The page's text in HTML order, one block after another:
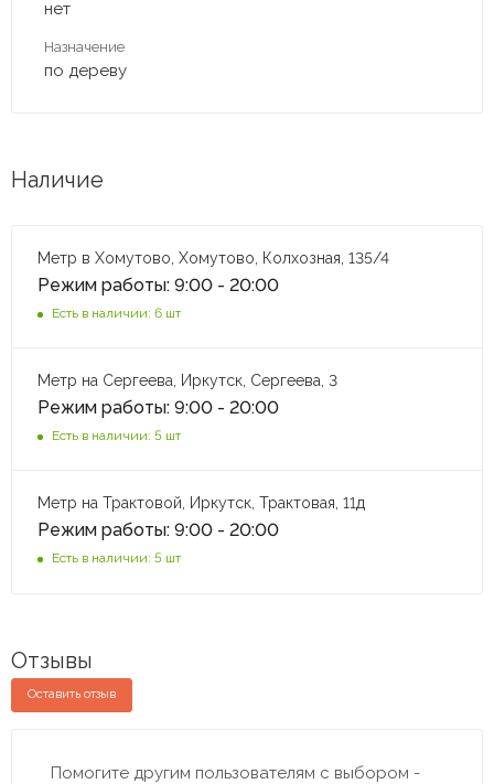
нет
Назначение
по дереву
Наличие
Метр в Хомутово, Хомутово, Колхозная, 135/4
Режим работы: 9:00 - 20:00
Есть в наличии: 6 шт
Метр на Сергеева, Иркутск, Сергеева, 3
Режим работы: 9:00 - 20:00
Есть в наличии: 5 шт
Метр на Трактовой, Иркутск, Трактовая, 11д
Режим работы: 9:00 - 20:00
Есть в наличии: 5 шт
Отзывы
Оставить отзыв
Помогите другим пользователям с выбором -